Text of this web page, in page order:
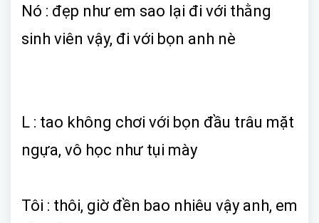
Nó : đẹp như em sao lại đi với thằng
sinh viên vậy, đi với bọn anh nè
L : tao không chơi với bọn đầu trâu mặt
ngựa, vô học như tụi mày
Tôi : thôi, giờ đền bao nhiêu vậy anh, em